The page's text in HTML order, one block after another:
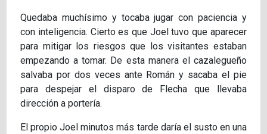
Quedaba muchísimo y tocaba jugar con paciencia y
con inteligencia. Cierto es que Joel tuvo que aparecer
para mitigar los riesgos que los visitantes estaban
empezando a tomar. De esta manera el cazalegueño
salvaba por dos veces ante Román y sacaba el pie
para despejar el disparo de Flecha que llevaba
dirección a portería.
El propio Joel minutos más tarde daría el susto en una